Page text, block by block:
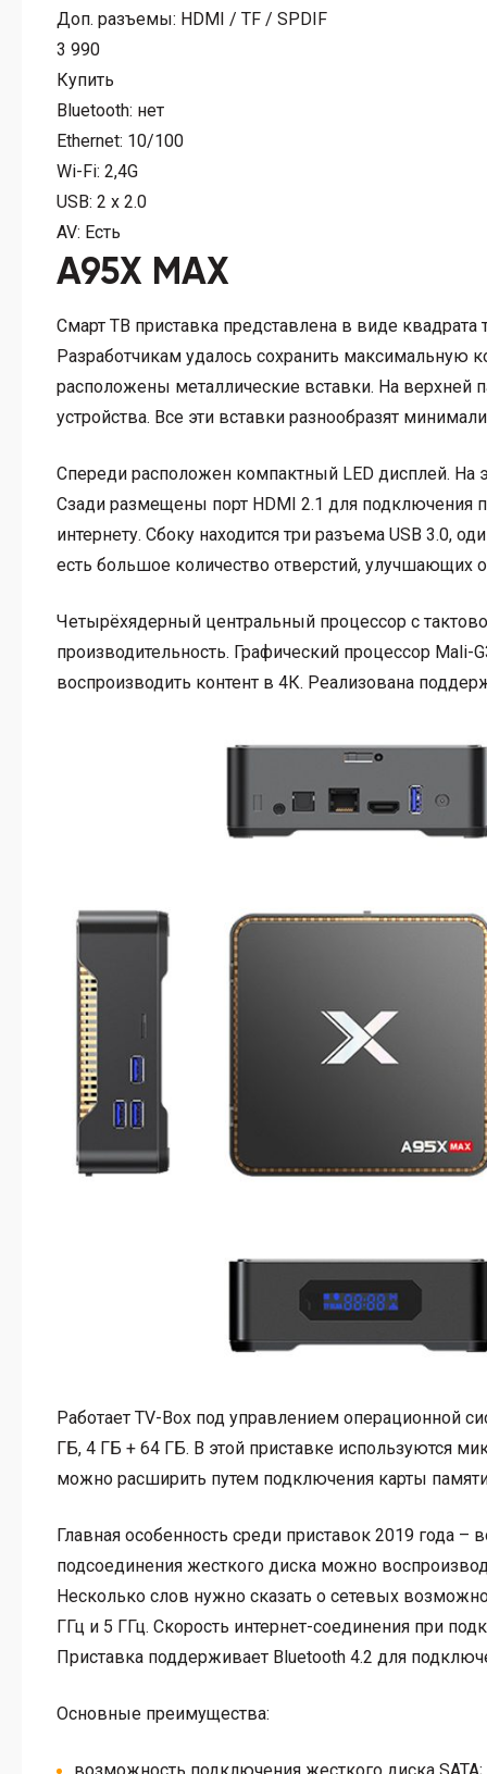
Доп. разъемы: HDMI / TF / SPDIF
3 990
Купить
Bluetooth: нет
Ethernet: 10/100
Wi-Fi: 2,4G
USB: 2 x 2.0
AV: Есть
A95X MAX
Смарт ТВ приставка представлена в виде
Разработчикам удалось сохранить максимальную
расположены металлические вставки. На верхней
устройства. Все эти вставки разнообразят
Спереди расположен компактный LED дисплей. На
Сзади размещены порт HDMI 2.1 для подключения
интернету. Сбоку находится три разъема USB 3.0,
есть большое количество отверстий, улучшающих
Четырёхядерный центральный процессор с
производительность. Графический процессор
воспроизводить контент в 4К. Реализована
Работает TV-Box под управлением операционной
ГБ, 4 ГБ + 64 ГБ. В этой приставке используются
можно расширить путем подключения карты
Главная особенность среди приставок 2019 года
подсоединения жесткого диска можно
Несколько слов нужно сказать о сетевых
ГГц и 5 ГГц. Скорость интернет-соединения при
Приставка поддерживает Bluetooth 4.2 для
Основные преимущества: